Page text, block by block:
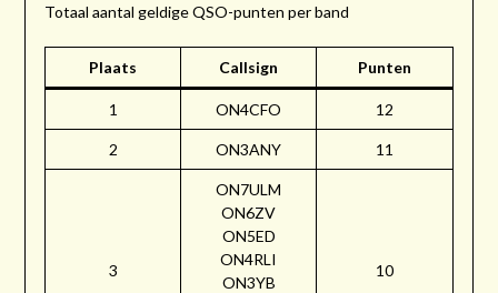
Totaal aantal geldige QSO-punten per band
Plaats Callsign Punten
1 ON4CFO 12
2 ON3ANY 11
3
ON7ULM
ON6ZV
ON5ED
ON4RLI
ON3YB
10